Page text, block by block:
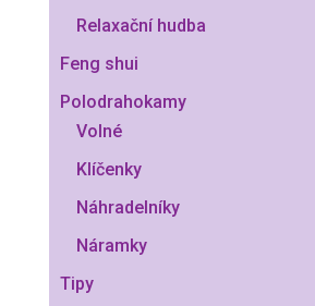
Relaxační hudba
Feng shui
Polodrahokamy
Volné
Klíčenky
Náhradelníky
Náramky
Tipy